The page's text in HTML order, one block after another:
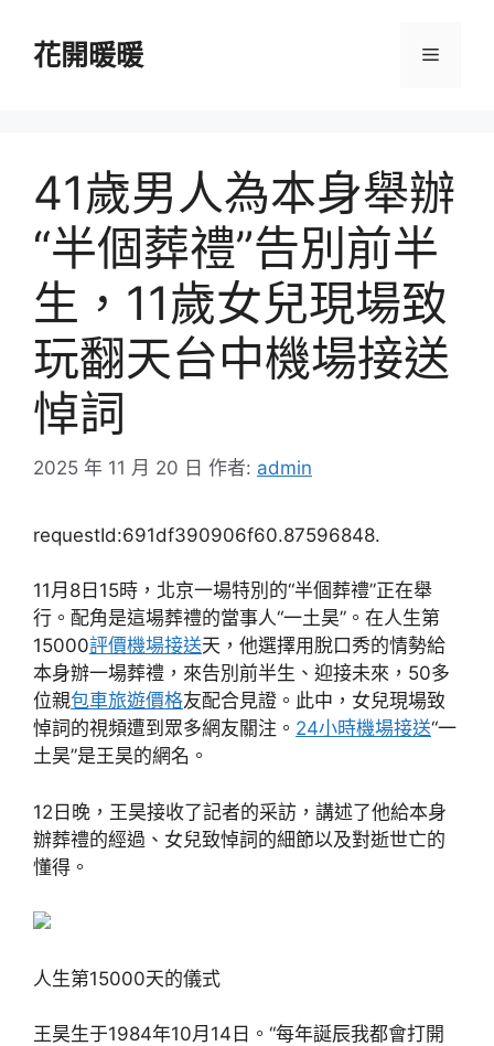
花開暖暖 選
41歲男人為本身舉辦
“半個葬禮”告別前半
生，11歲女兒現場致
玩翻天台中機場接送
悼詞
2025 年 11 月 20 日 作者: admin
requestId:691df390906f60.87596848.
11月8日15時，北京一場特別的“半個葬禮”正在舉
行。配角是這場葬禮的當事人“一土昊”。在人生第
15000評價機場接送天，他選擇用脫口秀的情勢給
本身辦一場葬禮，來告別前半生、迎接未來，50多
位親包車旅遊價格友配合見證。此中，女兒現場致
悼詞的視頻遭到眾多網友關注。 24小時機場接送“一
土昊”是王昊的網名。
12日晚，王昊接收了記者的采訪，講述了他給本身
辦葬禮的經過、女兒致悼詞的細節以及對逝世亡的
懂得。
人生第15000天的儀式
王昊生于1984年10月14日。“每年誕辰我都會打開